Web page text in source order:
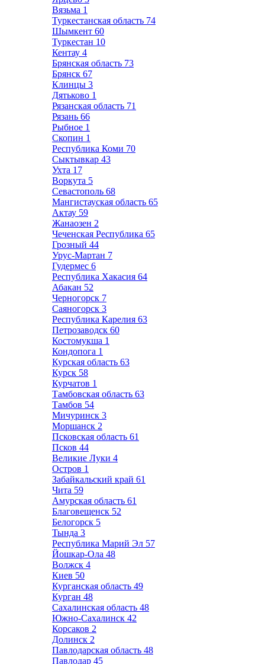
Вязьма 1
Туркестанская область 74
Шымкент 60
Туркестан 10
Кентау 4
Брянская область 73
Брянск 67
Клинцы 3
Дятьково 1
Рязанская область 71
Рязань 66
Рыбное 1
Скопин 1
Республика Коми 70
Сыктывкар 43
Ухта 17
Воркута 5
Севастополь 68
Мангистауская область 65
Актау 59
Жанаозен 2
Чеченская Республика 65
Грозный 44
Урус-Мартан 7
Гудермес 6
Республика Хакасия 64
Абакан 52
Черногорск 7
Саяногорск 3
Республика Карелия 63
Петрозаводск 60
Костомукша 1
Кондопога 1
Курская область 63
Курск 58
Курчатов 1
Тамбовская область 63
Тамбов 54
Мичуринск 3
Моршанск 2
Псковская область 61
Псков 44
Великие Луки 4
Остров 1
Забайкальский край 61
Чита 59
Амурская область 61
Благовещенск 52
Белогорск 5
Тында 3
Республика Марий Эл 57
Йошкар-Ола 48
Волжск 4
Киев 50
Курганская область 49
Курган 48
Сахалинская область 48
Южно-Сахалинск 42
Корсаков 2
Долинск 2
Павлодарская область 48
Павлодар 45